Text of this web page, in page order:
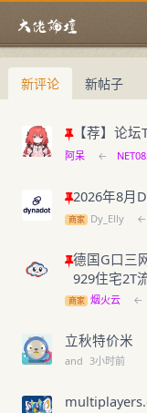
新评论 新帖子
【荐】论坛
阿呆 ←
2026年8月
商家 Dy_Elly ←
德国G口三
929住宅2T
商家 烟火云 ←
立秋特价米
and 3小时前